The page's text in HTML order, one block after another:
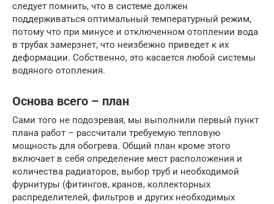
следует помнить, что в системе должен
поддерживаться оптимальный температурный режим,
потому что при минусе и отключенном отоплении вода
в трубах замерзнет, что неизбежно приведет к их
деформации. Собственно, это касается любой системы
водяного отопления.
Основа всего – план
Сами того не подозревая, мы выполнили первый пункт
плана работ – рассчитали требуемую тепловую
мощность для обогрева. Общий план кроме этого
включает в себя определение мест расположения и
количества радиаторов, выбор труб и необходимой
фурнитуры (фитингов, кранов, коллекторных
распределителей, фильтров и других необходимых